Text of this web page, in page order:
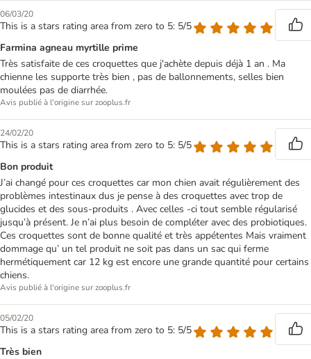
06/03/20
This is a stars rating area from zero to 5: 5/5
Farmina agneau myrtille prime
Très satisfaite de ces croquettes que j'achète depuis déjà 1 an . Ma
chienne les supporte très bien , pas de ballonnements, selles bien
moulées pas de diarrhée.
Avis publié à l'origine sur zooplus.fr
24/02/20
This is a stars rating area from zero to 5: 5/5
Bon produit
J’ai changé pour ces croquettes car mon chien avait régulièrement des
problèmes intestinaux dus je pense à des croquettes avec trop de
glucides et des sous-produits . Avec celles -ci tout semble régularisé
jusqu’à présent. Je n’ai plus besoin de compléter avec des probiotiques.
Ces croquettes sont de bonne qualité et très appétentes Mais vraiment
dommage qu’ un tel produit ne soit pas dans un sac qui ferme
hermétiquement car 12 kg est encore une grande quantité pour certains
chiens.
Avis publié à l'origine sur zooplus.fr
05/02/20
This is a stars rating area from zero to 5: 5/5
Très bien